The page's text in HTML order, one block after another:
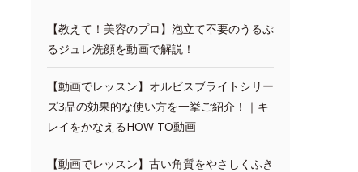
【教えて！美容のプロ】泡立て不要のうるぷ
るジュレ洗顔を動画で解説！
【動画でレッスン】オルビスブライトシリー
ズ3品の効果的な使い方を一挙ご紹介！｜キ
レイをかなえるHOW TO動画
【動画でレッスン】古い角質をやさしくふき